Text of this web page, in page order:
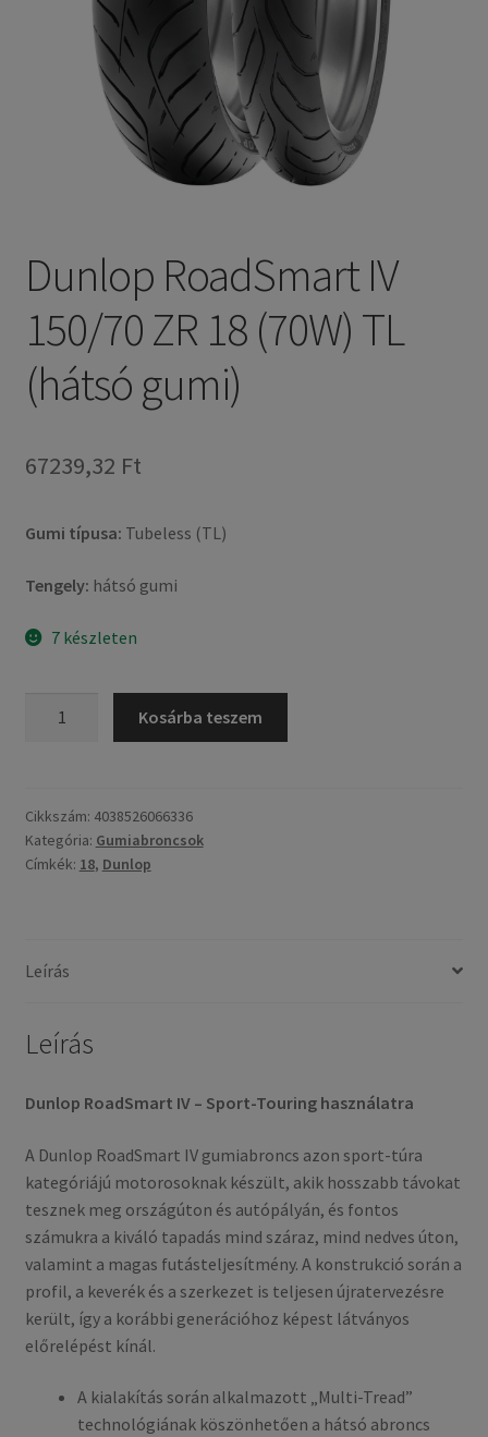
Dunlop RoadSmart IV
150/70 ZR 18 (70W) TL
(hátsó gumi)
67239,32 Ft
Gumi típusa: Tubeless (TL)
Tengely: hátsó gumi
7 készleten
ZR
18
(70W)
mennyiség
Kosárba teszem
Cikkszám: 4038526066336
Kategória: Gumiabroncsok
Címkék: 18, Dunlop
Leírás
Leírás
Dunlop RoadSmart IV – Sport-Touring használatra
A Dunlop RoadSmart IV gumiabroncs azon sport-túra
kategóriájú motorosoknak készült, akik hosszabb távokat
tesznek meg országúton és autópályán, és fontos
számukra a kiváló tapadás mind száraz, mind nedves úton,
valamint a magas futásteljesítmény. A konstrukció során a
profil, a keverék és a szerkezet is teljesen újratervezésre
került, így a korábbi generációhoz képest látványos
előrelépést kínál.
A kialakítás során alkalmazott „Multi-Tread”
technológiának köszönhetően a hátsó abroncs